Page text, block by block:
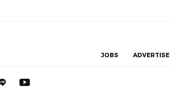
JOBS ADVERTISE